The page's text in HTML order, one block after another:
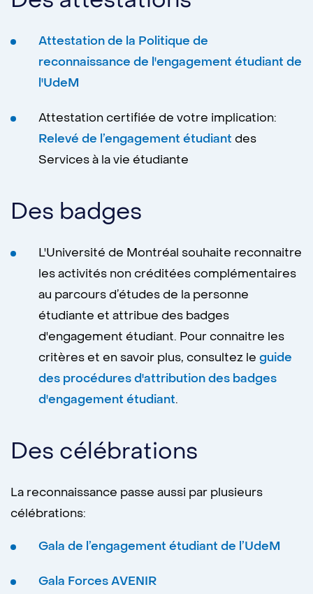
Attestation de la Politique de
reconnaissance de l'engagement étudiant de
l'UdeM
Attestation certifiée de votre implication:
Relevé de l’engagement étudiant des
Services à la vie étudiante
Des badges
L'Université de Montréal souhaite reconnaitre
les activités non créditées complémentaires
au parcours d’études de la personne
étudiante et attribue des badges
d'engagement étudiant. Pour connaitre les
critères et en savoir plus, consultez le guide
des procédures d'attribution des badges
d'engagement étudiant.
Des célébrations
La reconnaissance passe aussi par plusieurs
célébrations:
Gala de l’engagement étudiant de l’UdeM
Gala Forces AVENIR